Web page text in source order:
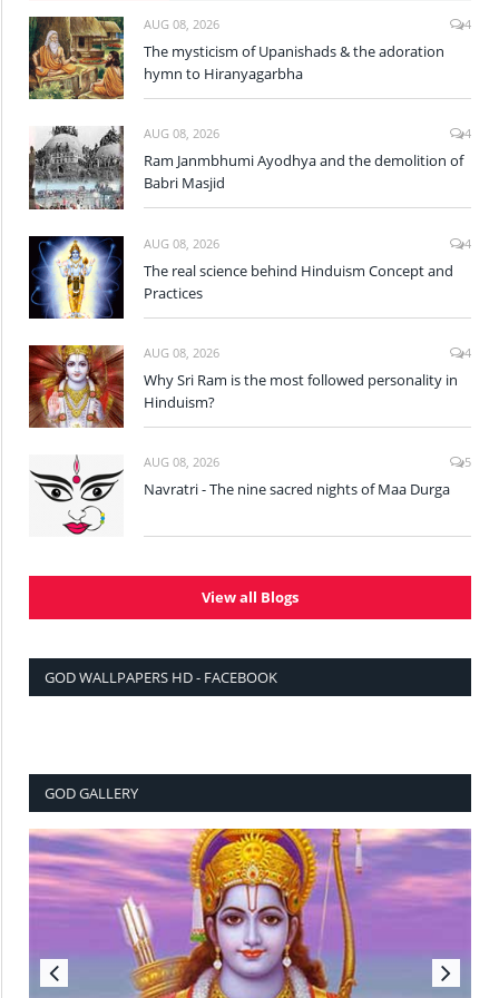
AUG 08, 2026 4
The mysticism of Upanishads & the adoration
hymn to Hiranyagarbha
AUG 08, 2026 4
Ram Janmbhumi Ayodhya and the demolition of
Babri Masjid
AUG 08, 2026 4
The real science behind Hinduism Concept and
Practices
AUG 08, 2026 4
Why Sri Ram is the most followed personality in
Hinduism?
AUG 08, 2026 5
Navratri - The nine sacred nights of Maa Durga
View all Blogs
GOD WALLPAPERS HD - FACEBOOK
GOD GALLERY